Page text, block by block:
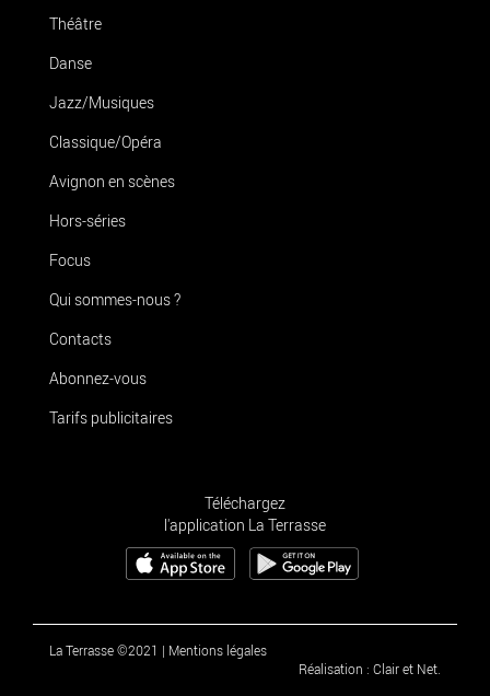
Théâtre
Danse
Jazz/Musiques
Classique/Opéra
Avignon en scènes
Hors-séries
Focus
Qui sommes-nous ?
Contacts
Abonnez-vous
Tarifs publicitaires
Téléchargez
l'application La Terrasse
La Terrasse ©2021 | Mentions légales
Réalisation : Clair et Net.